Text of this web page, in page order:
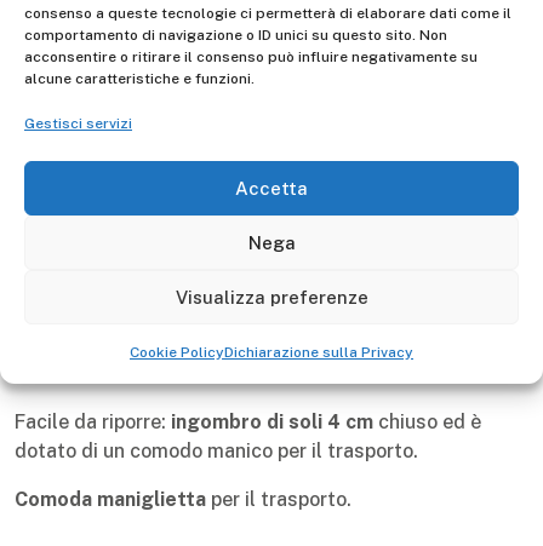
consenso a queste tecnologie ci permetterà di elaborare dati come il
comportamento di navigazione o ID unici su questo sito. Non
acconsentire o ritirare il consenso può influire negativamente su
alcune caratteristiche e funzioni.
Gestisci servizi
Accetta
Nega
Visualizza preferenze
Cookie PolicyDichiarazione sulla Privacy
Manufacturer - Gierre Made in P.R.C 5 anni
acciaio, i piedini
Facile da riporre: ingombro di soli 4 cm chiuso ed è
dotato di un comodo manico per il trasporto.
Comoda maniglietta per il trasporto.